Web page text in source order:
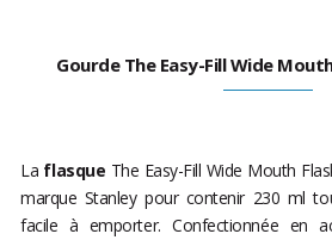
Gourde The Easy-Fill Wide
La flasque The Easy-Fill Wide Mouth
marque Stanley pour contenir 230 ml
facile à emporter. Confectionnée en